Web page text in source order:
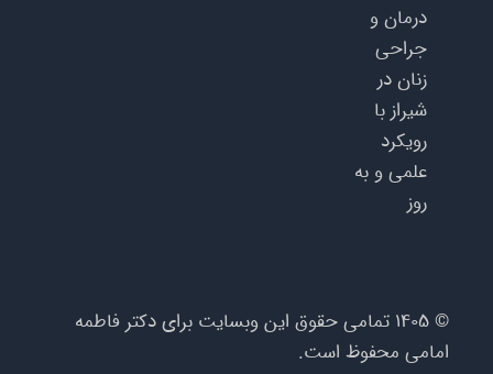
درمان و
جراحی
زنان در
شیراز با
رویکرد
علمی و به‌
روز
©۱۴۰۵ تمامی حقوق این وبسایت برای دکتر فاطمه
امامی محفوظ است.